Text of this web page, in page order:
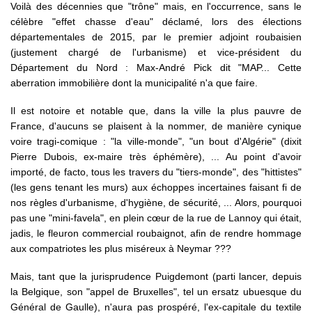
Voilà des décennies que "trône" mais, en l'occurrence, sans le
célèbre "effet chasse d'eau" déclamé, lors des élections
départementales de 2015, par le premier adjoint roubaisien
(justement chargé de l'urbanisme) et vice-président du
Département du Nord : Max-André Pick dit "MAP... Cette
aberration immobilière dont la municipalité n'a que faire.
Il est notoire et notable que, dans la ville la plus pauvre de
France, d'aucuns se plaisent à la nommer, de manière cynique
voire tragi-comique : "la ville-monde", "un bout d'Algérie" (dixit
Pierre Dubois, ex-maire très éphémère), ... Au point d'avoir
importé, de facto, tous les travers du "tiers-monde", des "hittistes"
(les gens tenant les murs) aux échoppes incertaines faisant fi de
nos règles d'urbanisme, d'hygiène, de sécurité, ... Alors, pourquoi
pas une "mini-favela", en plein cœur de la rue de Lannoy qui était,
jadis, le fleuron commercial roubaignot, afin de rendre hommage
aux compatriotes les plus miséreux à Neymar ???
Mais, tant que la jurisprudence Puigdemont (parti lancer, depuis
la Belgique, son "appel de Bruxelles", tel un ersatz ubuesque du
Général de Gaulle), n'aura pas prospéré, l'ex-capitale du textile